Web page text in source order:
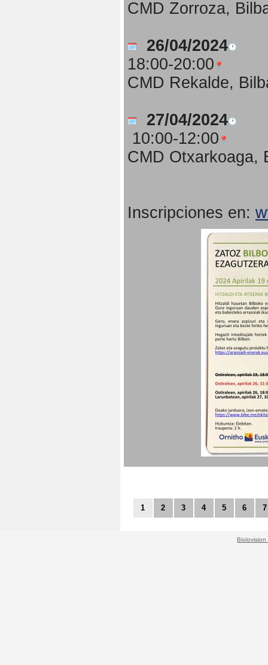
CMD Zorroza,
26/04/2024
18:00-20:00
CMD Rekalde,
27/04/2024
10:00-12:00
CMD Otxarkoaga,
Inscripciones en:
1 2 3 4 5 6 7
Biolovision